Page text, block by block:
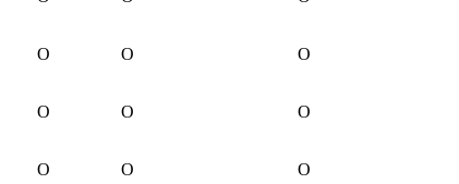
O O O
O O O
O O O